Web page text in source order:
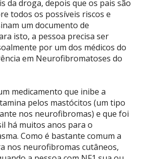
da droga, depois que os pais são
todos os possíveis riscos e
um documento de
isto, a pessoa precisa ser
por um dos médicos do
em Neurofibromatoses do
medicamento que inibe a
pelos mastócitos (um tipo
nos neurofibromas) e que foi
há muitos anos para o
Como é bastante comum a
nos neurofibromas cutâneos,